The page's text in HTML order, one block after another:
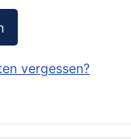
vergessen?